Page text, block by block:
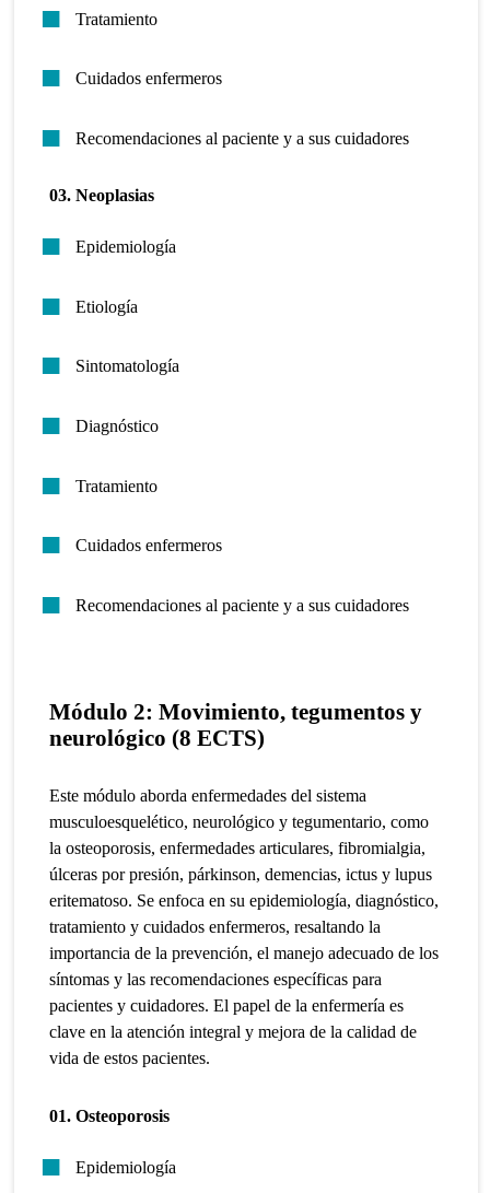
Tratamiento
Cuidados enfermeros
Recomendaciones al paciente y a sus cuidadores
03. Neoplasias
Epidemiología
Etiología
Sintomatología
Diagnóstico
Tratamiento
Cuidados enfermeros
Recomendaciones al paciente y a sus cuidadores
Módulo 2: Movimiento, tegumentos y
neurológico (8 ECTS)
Este módulo aborda enfermedades del sistema
musculoesquelético, neurológico y tegumentario, como
la osteoporosis, enfermedades articulares, fibromialgia,
úlceras por presión, párkinson, demencias, ictus y lupus
eritematoso. Se enfoca en su epidemiología, diagnóstico,
tratamiento y cuidados enfermeros, resaltando la
importancia de la prevención, el manejo adecuado de los
síntomas y las recomendaciones específicas para
pacientes y cuidadores. El papel de la enfermería es
clave en la atención integral y mejora de la calidad de
vida de estos pacientes.
01. Osteoporosis
Epidemiología